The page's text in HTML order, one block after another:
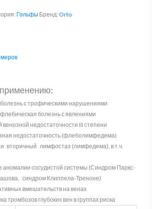
Гольфы Бренд:Orto
с трофическими нарушениями
болезнь с явлениями
венозной недостаточности III степени
недостаточность (флеболимфедема)
вторичный лимфостаз (лимфедема), в т.ч.
аномалии сосудистой системы (Синдром Паркс-
синдром Клиппела-Треноне)
вмешательств на венах
тромбозов глубоких вен в группах риска